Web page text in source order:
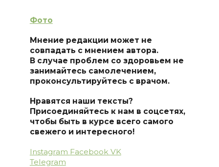
Фото
Мнение редакции может не
совпадать с мнением автора.
В случае проблем со здоровьем не
занимайтесь самолечением,
проконсультируйтесь с врачом.
Нравятся наши тексты?
Присоединяйтесь к нам в соцсетях,
чтобы быть в курсе всего самого
свежего и интересного!
Instagram Facebook VK
Telegram